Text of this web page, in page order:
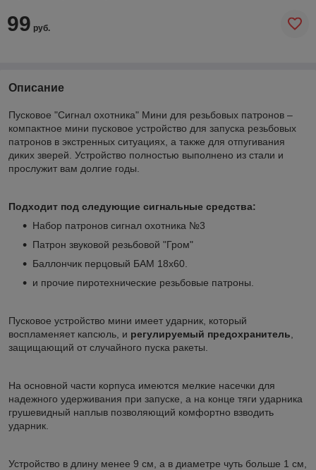
99 руб.
Описание
Пусковое "Сигнал охотника" Мини для резьбовых патронов –
компактное мини пусковое устройство для запуска резьбовых
патронов в экстренных ситуациях, а также для отпугивания
диких зверей. Устройство полностью выполнено из стали и
прослужит вам долгие годы.
Подходит под следующие сигнальные средства:
Набор патронов сигнал охотника №3
Патрон звуковой резьбовой "Гром"
Баллончик перцовый БАМ 18х60.
и прочие пиротехнические резьбовые патроны.
Пусковое устройство мини имеет ударник, который
воспламеняет капсюль, и регулируемый предохранитель
защищающий от случайного пуска ракеты.
На основной части корпуса имеются мелкие насечки для
надежного удерживания при запуске, а на конце тяги ударника
грушевидный наплыв позволяющий комфортно взводить
ударник.
Устройство в длину менее 9 см, а в диаметре чуть больше 1 см,